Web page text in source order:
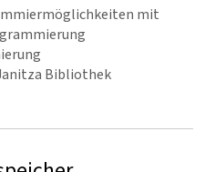
mit
Bibliothek